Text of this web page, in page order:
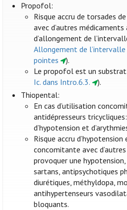
Propofol:
Risque accru de torsades
avec d’autres
d’allongement de
Allongement de
pointes
).
Le propofol est un substrat
Ic. dans Intro.6.3.
).
Thiopental:
En cas d’utilisation
antidépresseurs
d’hypotension et
Risque accru d’hypotension
concomitante avec
provoquer une
sartans, antipsychotiques
diurétiques, méthyldopa,
antihypertenseurs
bloquants.